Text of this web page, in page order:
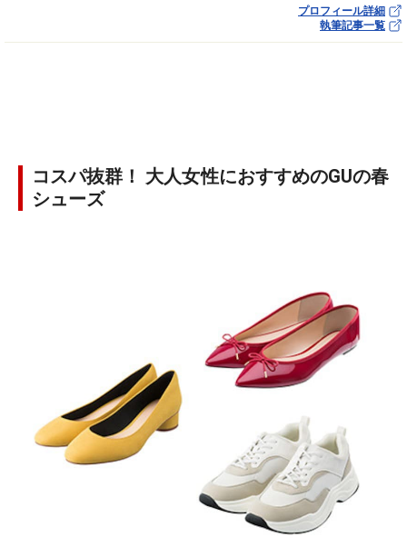
プロフィール詳細
執筆記事一覧
コスパ抜群！ 大人女性におすすめのGUの春
シューズ